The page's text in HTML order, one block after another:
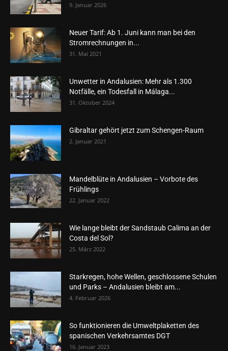
9. Januar 2026
Neuer Tarif: Ab 1. Juni kann man bei den
Stromrechnungen in...
31. Mai 2021
Unwetter in Andalusien: Mehr als 1.300
Notfälle, ein Todesfall in Málaga...
31. Oktober 2024
Gibraltar gehört jetzt zum Schengen-Raum
2. Januar 2021
Mandelblüte in Andalusien – Vorbote des
Frühlings
22. Januar 2022
Wie lange bleibt der Sandstaub Calima an der
Costa del Sol?
25. März 2022
Starkregen, hohe Wellen, geschlossene Schulen
und Parks – Andalusien bleibt am...
4. Februar 2026
So funktionieren die Umweltplaketten des
spanischen Verkehrsamtes DGT
16. Januar 2023